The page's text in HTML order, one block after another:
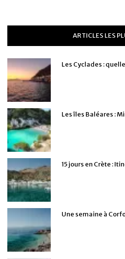
ARTICLES LES
Les Cyclades :
Les îles Baléares :
15 jours en Crète :
Une semaine à